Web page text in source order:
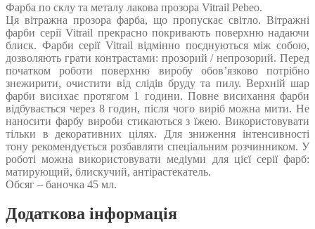
Фарба по склу та металу лакова прозора Vitrail Pebeo.
Ця вітражна прозора фарба, що пропускає світло. Вітражні
фарби серії Vitrail прекрасно покривають поверхню надаючи
блиск. Фарби серії Vitrail відмінно поєднуються між собою,
дозволяють грати контрастами: прозорий / непрозорий. Перед
початком роботи поверхню виробу обов’язково потрібно
знежирити, очистити від слідів бруду та пилу. Верхній шар
фарби висихає протягом 1 години. Повне висихання фарби
відбувається через 8 годин, після чого виріб можна мити. Не
наносити фарбу вироби стикаються з їжею. Використовувати
тільки в декоративних цілях. Для зниження інтенсивності
тону рекомендується розбавляти спеціальним розчинником. У
роботі можна використовувати медіуми для цієї серії фарб:
матирующий, блискучий, антірастекатель.
Обсяг – баночка 45 мл.
Додаткова інформація